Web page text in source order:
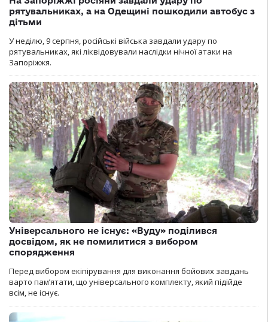
рятувальниках, а на Одещині пошкодили автобус з
дітьми
У неділю, 9 серпня, російські війська завдали удару по
рятувальниках, які ліквідовували наслідки нічної атаки на
Запоріжжя.
Універсального не існує: «Вуду» поділився
досвідом, як не помилитися з вибором
спорядження
Перед вибором екіпірування для виконання бойових завдань
варто пам’ятати, що універсального комплекту, який підійде
всім, не існує.